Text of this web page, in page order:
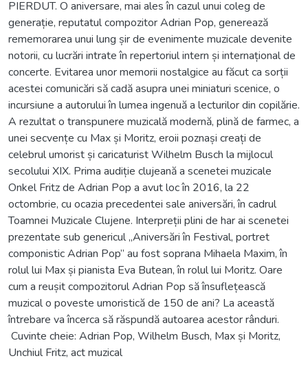
PIERDUT. O aniversare, mai ales în cazul unui coleg de
generație, reputatul compozitor Adrian Pop, generează
rememorarea unui lung șir de evenimente muzicale devenite
notorii, cu lucrări intrate în repertoriul intern și internațional de
concerte. Evitarea unor memorii nostalgice au făcut ca sorții
acestei comunicări să cadă asupra unei miniaturi scenice, o
incursiune a autorului în lumea ingenuă a lecturilor din copilărie.
A rezultat o transpunere muzicală modernă, plină de farmec, a
unei secvențe cu Max și Moritz, eroii poznași creați de
celebrul umorist și caricaturist Wilhelm Busch la mijlocul
secolului XIX. Prima audiție clujeană a scenetei muzicale
Onkel Fritz de Adrian Pop a avut loc în 2016, la 22
octombrie, cu ocazia precedentei sale aniversări, în cadrul
Toamnei Muzicale Clujene. Interpreții plini de har ai scenetei
prezentate sub genericul „Aniversări în Festival, portret
componistic Adrian Pop” au fost soprana Mihaela Maxim, în
rolul lui Max și pianista Eva Butean, în rolul lui Moritz. Oare
cum a reușit compozitorul Adrian Pop să însuflețească
muzical o poveste umoristică de 150 de ani? La această
întrebare va încerca să răspundă autoarea acestor rânduri.
Cuvinte cheie: Adrian Pop, Wilhelm Busch, Max și Moritz,
Unchiul Fritz, act muzical